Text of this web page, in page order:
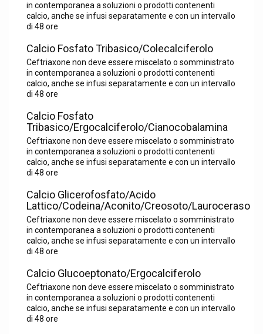
in contemporanea a soluzioni o prodotti contenenti
calcio, anche se infusi separatamente e con un intervallo
di 48 ore
Calcio Fosfato Tribasico/Colecalciferolo
Ceftriaxone non deve essere miscelato o somministrato
in contemporanea a soluzioni o prodotti contenenti
calcio, anche se infusi separatamente e con un intervallo
di 48 ore
Calcio Fosfato
Tribasico/Ergocalciferolo/Cianocobalamina
Ceftriaxone non deve essere miscelato o somministrato
in contemporanea a soluzioni o prodotti contenenti
calcio, anche se infusi separatamente e con un intervallo
di 48 ore
Calcio Glicerofosfato/Acido
Lattico/Codeina/Aconito/Creosoto/Lauroceraso
Ceftriaxone non deve essere miscelato o somministrato
in contemporanea a soluzioni o prodotti contenenti
calcio, anche se infusi separatamente e con un intervallo
di 48 ore
Calcio Glucoeptonato/Ergocalciferolo
Ceftriaxone non deve essere miscelato o somministrato
in contemporanea a soluzioni o prodotti contenenti
calcio, anche se infusi separatamente e con un intervallo
di 48 ore